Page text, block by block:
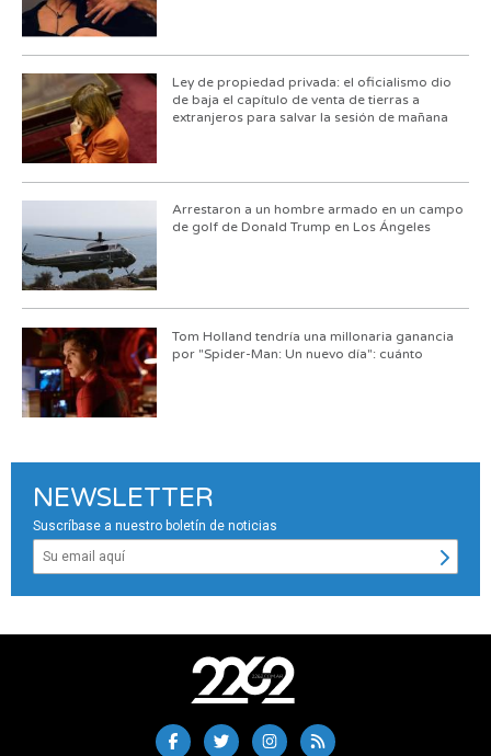
Ley de propiedad privada: el oficialismo dio
de baja el capítulo de venta de tierras a
extranjeros para salvar la sesión de mañana
Arrestaron a un hombre armado en un campo
de golf de Donald Trump en Los Ángeles
Tom Holland tendría una millonaria ganancia
por "Spider-Man: Un nuevo día": cuánto
NEWSLETTER
Suscríbase a nuestro boletín de noticias